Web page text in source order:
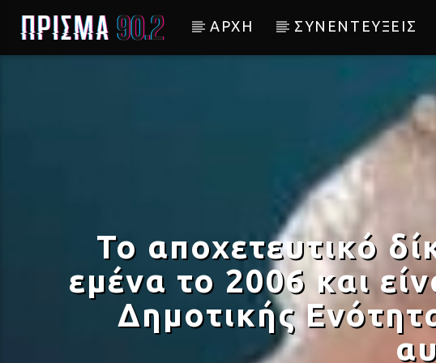
ΑΡΧΗ ΣΥΝΕΝΤΕΥΞΕΙΣ
Το αποχετευτικό
εμένα το 2006 και
Δημοτικής